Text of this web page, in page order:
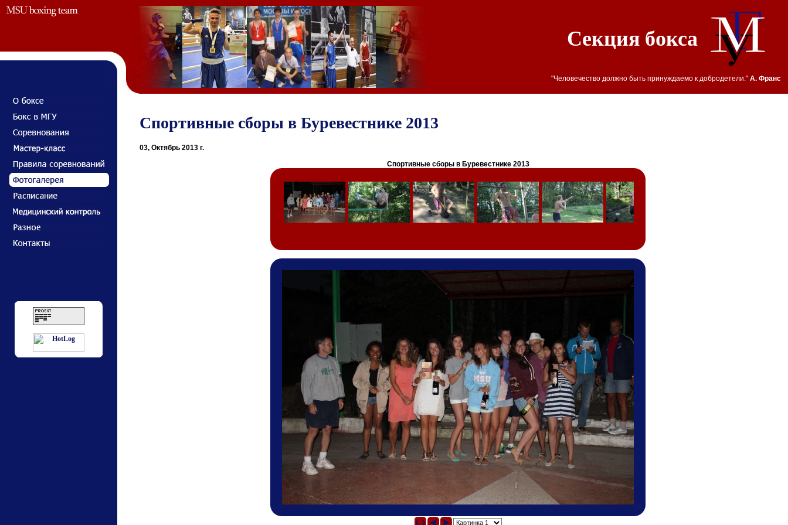
Секция бокса
"Человечество должно быть принуждаемо к добродетели." А. Франс
Спортивные сборы в Буревестнике 2013
03, Октябрь 2013 г.
Спортивные сборы в Буревестнике 2013